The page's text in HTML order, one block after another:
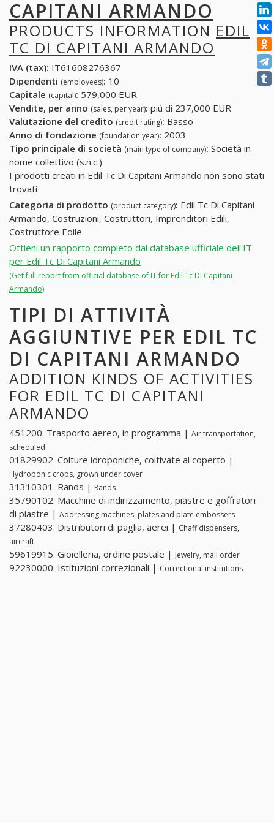
CAPITANI ARMANDO
PRODUCTS INFORMATION EDIL
TC DI CAPITANI ARMANDO
IVA (tax): IT61608276367
Dipendenti (employees): 10
Capitale (capital): 579,000 EUR
Vendite, per anno (sales, per year): più di 237,000 EUR
Valutazione del credito (credit rating): Basso
Anno di fondazione (foundation year): 2003
Tipo principale di società (main type of company): Società in
nome collettivo (s.n.c.)
I prodotti creati in Edil Tc Di Capitani Armando non sono stati
trovati
Categoria di prodotto (product category): Edil Tc Di Capitani
Armando, Costruzioni, Costruttori, Imprenditori Edili,
Costruttore Edile
Ottieni un rapporto completo dal database ufficiale dell'IT
per Edil Tc Di Capitani Armando
(Get full report from official database of IT for Edil Tc Di Capitani
Armando)
TIPI DI ATTIVITÀ
AGGIUNTIVE PER EDIL TC
DI CAPITANI ARMANDO
ADDITION KINDS OF ACTIVITIES
FOR EDIL TC DI CAPITANI
ARMANDO
451200. Trasporto aereo, in programma | Air transportation,
scheduled
01829902. Colture idroponiche, coltivate al coperto |
Hydroponic crops, grown under cover
31310301. Rands | Rands
35790102. Macchine di indirizzamento, piastre e goffratori
di piastre | Addressing machines, plates and plate embossers
37280403. Distributori di paglia, aerei | Chaff dispensers,
aircraft
59619915. Gioielleria, ordine postale | Jewelry, mail order
92230000. Istituzioni correzionali | Correctional institutions